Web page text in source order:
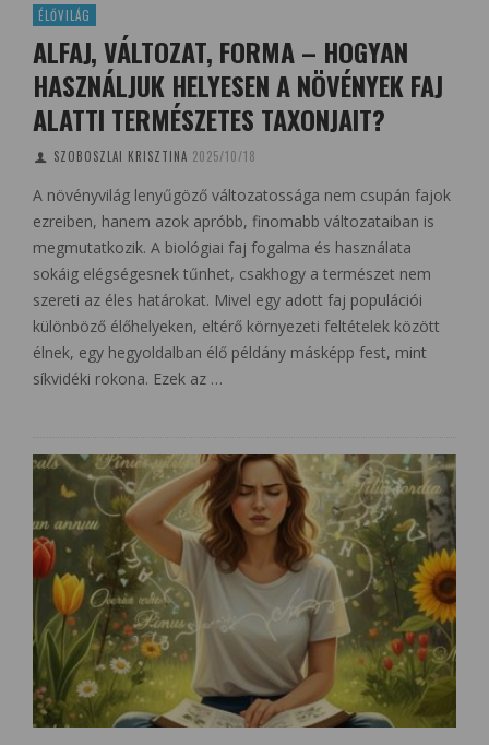
ÉLŐVILÁG
ALFAJ, VÁLTOZAT, FORMA – HOGYAN
HASZNÁLJUK HELYESEN A NÖVÉNYEK FAJ
ALATTI TERMÉSZETES TAXONJAIT?
SZOBOSZLAI KRISZTINA 2025/10/18
A növényvilág lenyűgöző változatossága nem csupán fajok
ezreiben, hanem azok apróbb, finomabb változataiban is
megmutatkozik. A biológiai faj fogalma és használata
sokáig elégségesnek tűnhet, csakhogy a természet nem
szereti az éles határokat. Mivel egy adott faj populációi
különböző élőhelyeken, eltérő környezeti feltételek között
élnek, egy hegyoldalban élő példány másképp fest, mint
síkvidéki rokona. Ezek az …